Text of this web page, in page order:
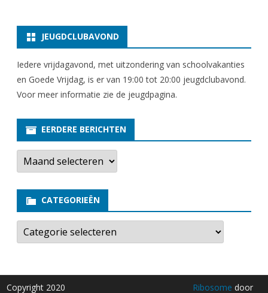
JEUGDCLUBAVOND
Iedere vrijdagavond, met uitzondering van schoolvakanties
en Goede Vrijdag, is er van 19:00 tot 20:00 jeugdclubavond.
Voor meer informatie zie de jeugdpagina.
EERDERE BERICHTEN
E
r
e
e
b
r
t
e
CATEGORIEËN
C
t
o
r
Copyright 2020 Ribosome door